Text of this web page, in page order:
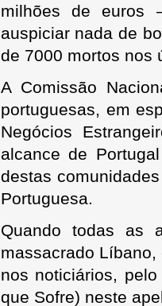
milhões de euros
auspiciar nada de
de 7000 mortos nos
A Comissão
portuguesas, em
Negócios
alcance de
destas
Portuguesa.
Quando todas as
massacrado
nos noticiários,
que Sofre) neste